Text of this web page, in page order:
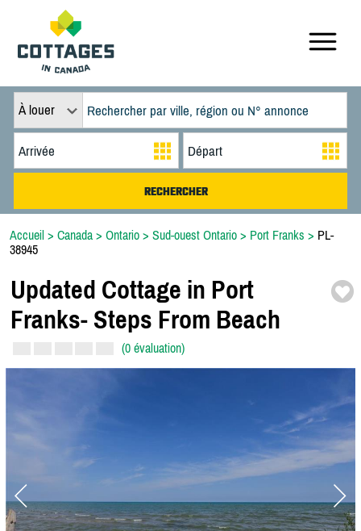
À louer
Accueil > Canada > Ontario > Sud-ouest Ontario > Port Franks > PL-
38945
Updated Cottage in Port
Franks- Steps From Beach
(0 évaluation)